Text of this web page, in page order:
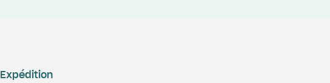
Expédition